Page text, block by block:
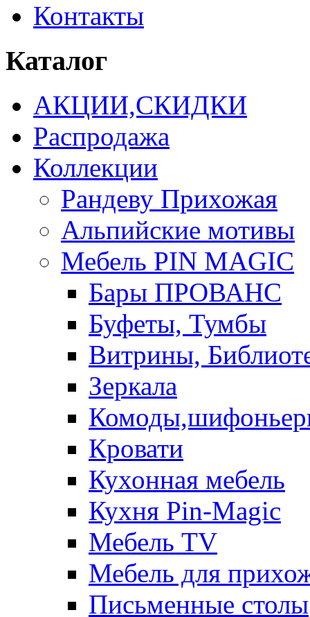
Контакты
Каталог
АКЦИИ,СКИДКИ
Распродажа
Коллекции
Рандеву Прихожая
Альпийские мотивы
Мебель PIN MAGIС
Бары ПРОВАНС
Буфеты, Тумбы
Витрины,
Зеркала
Кровати
Кухонная мебель
Кухня Pin-Magic
Мебель TV
Мебель для
Письменные столы